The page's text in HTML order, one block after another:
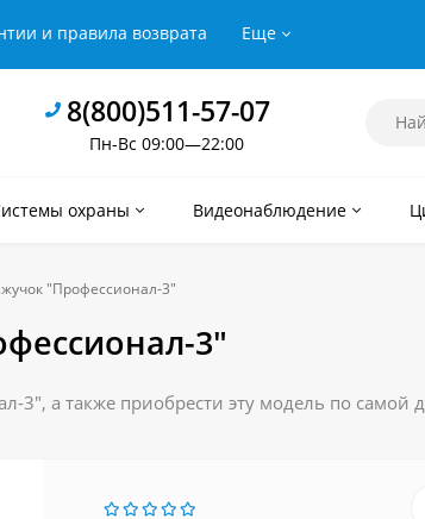
и правила возврата Еще
8(800)511-57-07
Пн-Вс 09:00—22:00
охраны Видеонаблюдение
"Профессионал-3"
3"
а также приобрести эту модель по самой